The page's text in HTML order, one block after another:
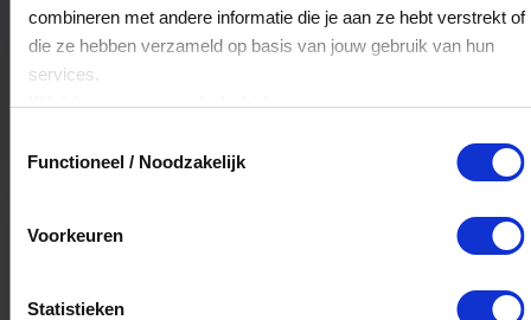
combineren met andere informatie die je aan ze hebt verstrekt of
die ze hebben verzameld op basis van jouw gebruik van hun
services.
Klikhiervoor ons cookiebeleid.
Functioneel / Noodzakelijk
Voorkeuren
Statistieken
Hoelang blijft mijn saldo geldig?